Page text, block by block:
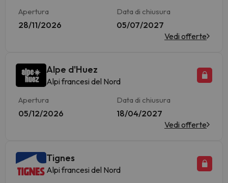
Apertura
28/11/2026
Data di chiusura
05/07/2027
Vedi offerte
Alpe d'Huez
Alpi francesi del Nord
Apertura
05/12/2026
Data di chiusura
18/04/2027
Vedi offerte
Tignes
Alpi francesi del Nord